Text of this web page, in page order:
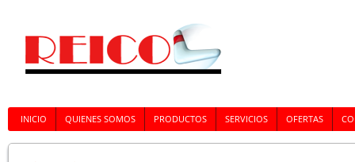
INICIO QUIENES SOMOS PRODUCTOS SERVICIOS OFERTAS